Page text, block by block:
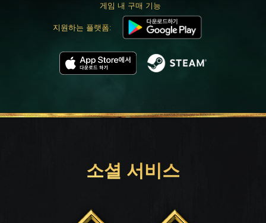
게임 내 구매 기능
지원하는 플랫폼:
소셜 서비스